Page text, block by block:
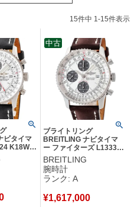
クロノグラフの祖"とも言われる
ーパーオーシャン」などクロノグ
年からは全モデル100%クロノ
も中身も丹念につくり込まれた
15件中 1-15件表示
ビタイマ
K18WG
フ デイ
本限定
動巻き
】中古美
ブライトリング
BREITLING ナビタイマ
ー ファイターズ L13330
Pt950無垢 クロノグラフ
デイト 限定 メンズ 腕時
計自動巻き シルバー 【中
古】中古美品
BREITLING
腕時計
ランク: A
¥1,617,000
中古